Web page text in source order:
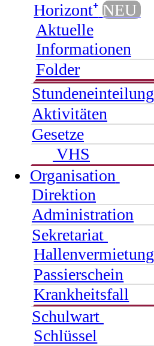
Horizont⁺ NEU
Aktuelle
Informationen
Folder
Stundeneinteilung
Aktivitäten
Gesetze
VHS
Organisation
Direktion
Administration
Sekretariat
Hallenvermietung
Passierschein
Krankheitsfall
Schulwart
Schlüssel